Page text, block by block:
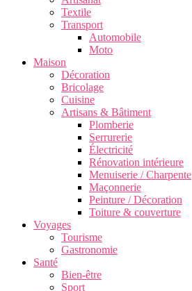
Textile
Transport
Automobile
Moto
Maison
Décoration
Bricolage
Cuisine
Artisans & Bâtiment
Plomberie
Serrurerie
Électricité
Rénovation intérieure
Menuiserie / Charpente
Maçonnerie
Peinture / Décoration
Toiture & couverture
Voyages
Tourisme
Gastronomie
Santé
Bien-être
Sport